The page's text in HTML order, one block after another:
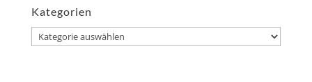
Kategorien
Kategorien